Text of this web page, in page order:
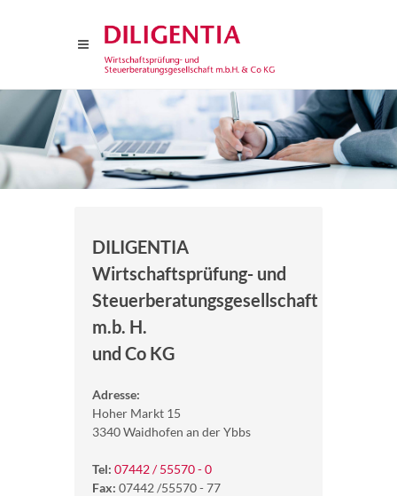
DILIGENTIA
Wirtschaftsprüfung- und
Steuerberatungsgesellschaft
m.b. H.
und Co KG
Adresse:
Hoher Markt 15
3340 Waidhofen an der Ybbs
Tel: 07442 / 55570 - 0
Fax: 07442 /55570 - 77